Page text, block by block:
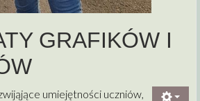
GRAFIKÓW I
umiejętności uczniów,